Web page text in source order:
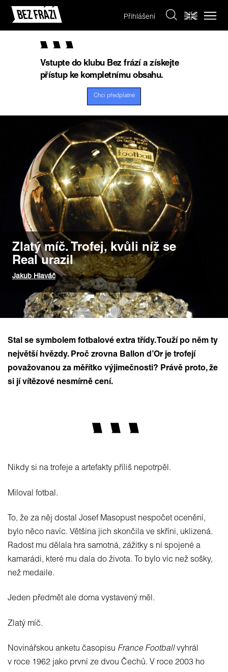
Přihlášení
Vstupte do klubu Bez frází a získejte
přístup ke kompletnímu obsahu.
Chci předplatné
Zlatý míč. Trofej, kvůli níž se
Real urazil
Jakub Hlaváč
Stal se symbolem fotbalové extra třídy. Touží po něm ty
největší hvězdy. Proč zrovna Ballon d’Or je trofejí
považovanou za měřítko výjimečnosti? Právě proto, že
si jí vítězové nesmírně cení.
Nikdy si na trofeje a artefakty příliš nepotrpěl.
Miloval fotbal.
To, že za něj dostal Josef Masopust nespočet ocenění,
bylo něco navíc. Většina jich skončila ve skříni, uklizená.
Radost mu dělala hra samotná, zážitky s ní spojené a
kamarádi, které mu dala do života. To bylo víc než sošky,
než medaile.
Jeden předmět ale doma vystavený měl.
Zlatý míč.
Novinářskou anketu časopisu France Football vyhrál
v roce 1962 jako první ze dvou Čechů. V roce 2003 ho